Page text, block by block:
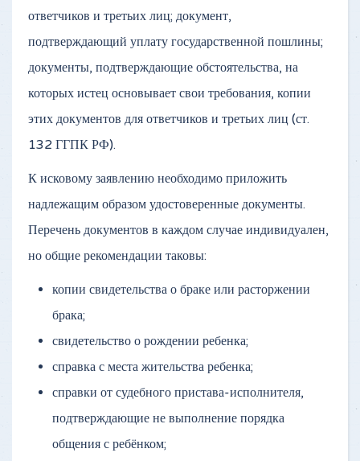
ответчиков и третьих лиц; документ,
подтверждающий уплату государственной пошлины;
документы, подтверждающие обстоятельства, на
которых истец основывает свои требования, копии
этих документов для ответчиков и третьих лиц (ст.
132 ГГПК РФ).
К исковому заявлению необходимо приложить
надлежащим образом удостоверенные документы.
Перечень документов в каждом случае индивидуален,
но общие рекомендации таковы:
копии свидетельства о браке или расторжении
брака;
свидетельство о рождении ребенка;
справка с места жительства ребенка;
справки от судебного пристава-исполнителя,
подтверждающие не выполнение порядка
общения с ребёнком;